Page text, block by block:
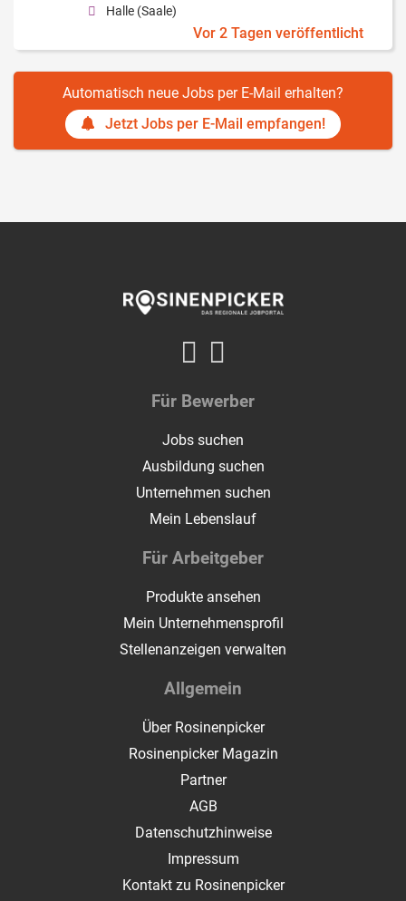
Halle (Saale)
Vor 2 Tagen veröffentlicht
Automatisch neue Jobs per E-Mail erhalten?
Jetzt Jobs per E-Mail empfangen!
Für Bewerber
Jobs suchen
Ausbildung suchen
Unternehmen suchen
Mein Lebenslauf
Für Arbeitgeber
Produkte ansehen
Mein Unternehmensprofil
Stellenanzeigen verwalten
Allgemein
Über Rosinenpicker
Rosinenpicker Magazin
Partner
AGB
Datenschutzhinweise
Impressum
Kontakt zu Rosinenpicker